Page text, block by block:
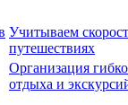
Учитываем
путешествиях
Организация
отдыха и